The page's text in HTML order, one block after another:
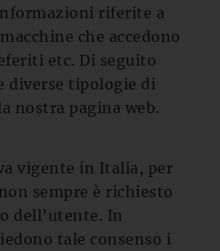
riferite a
che accedono
etc. Di seguito
diverse tipologie di
nostra pagina web.
vigente in Italia, per
sempre è richiesto
dell’utente. In
tale consenso i